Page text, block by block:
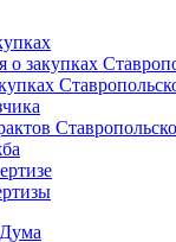
закупках